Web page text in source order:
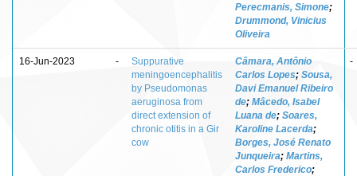
Perecmanis, Simone;
Drummond, Vinicius
Oliveira
16-Jun-2023 -
Suppurative
meningoencephalitis
by Pseudomonas
aeruginosa from
direct extension of
chronic otitis in a Gir
cow
Câmara, Antônio
Carlos Lopes; Sousa,
Davi Emanuel Ribeiro
de; Mâcedo, Isabel
Luana de; Soares,
Karoline Lacerda;
Borges, José Renato
Junqueira; Martins,
Carlos Frederico;
-